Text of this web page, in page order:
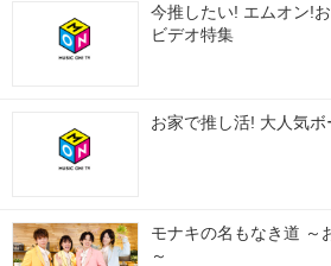
今推したい! エムオン!
ビデオ特集
お家で推し活! 大人気
モナキの名もなき道 ～
～